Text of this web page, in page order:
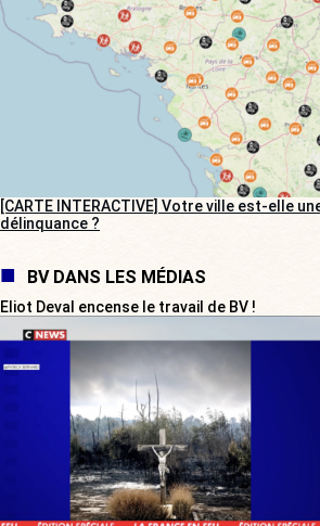
[CARTE INTERACTIVE] Votre ville est-elle
délinquance ?
BV DANS LES MÉDIAS
Eliot Deval encense le travail de BV !